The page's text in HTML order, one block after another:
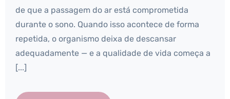
de que a passagem do ar está comprometida
durante o sono. Quando isso acontece de forma
repetida, o organismo deixa de descansar
adequadamente — e a qualidade de vida começa a
[...]